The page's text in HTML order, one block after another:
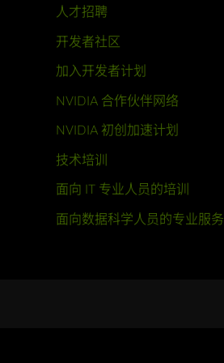
人才招聘
开发者社区
加入开发者计划
NVIDIA 合作伙伴网络
NVIDIA 初创加速计划
技术培训
面向 IT 专业人员的培训
面向数据科学人员的专业服务